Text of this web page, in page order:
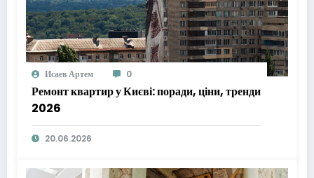
Исаев Артем 0
Ремонт квартир у Києві: поради, ціни, тренди
2026
20.06.2026